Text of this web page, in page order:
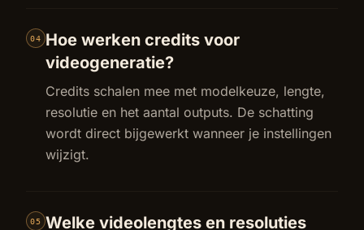
04
Hoe werken credits voor
videogeneratie?
Credits schalen mee met modelkeuze, lengte,
resolutie en het aantal outputs. De schatting
wordt direct bijgewerkt wanneer je instellingen
wijzigt.
05 Welke videolengtes en resoluties